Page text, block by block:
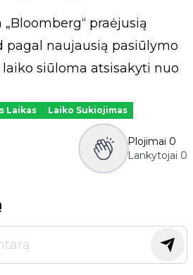
praėjusią
pagal naujausią pasiūlymo
siūloma atsisakyti nuo
Laikas Laiko Sukiojimas
Plojimai 0
Lankytojai 0